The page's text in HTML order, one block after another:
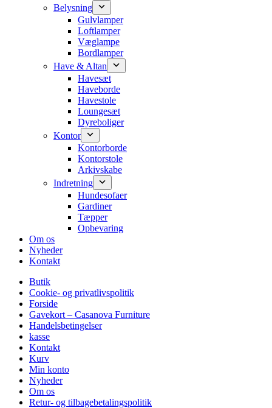
Belysning
Gulvlamper
Loftlamper
Væglampe
Bordlamper
Have & Altan
Havesæt
Haveborde
Havestole
Loungesæt
Dyreboliger
Kontor
Kontorborde
Kontorstole
Arkivskabe
Indretning
Hundesofaer
Gardiner
Tæpper
Opbevaring
Om os
Nyheder
Kontakt
Butik
Cookie- og privatlivspolitik
Forside
Gavekort – Casanova Furniture
Handelsbetingelser
kasse
Kontakt
Kurv
Min konto
Nyheder
Om os
Retur- og tilbagebetalingspolitik